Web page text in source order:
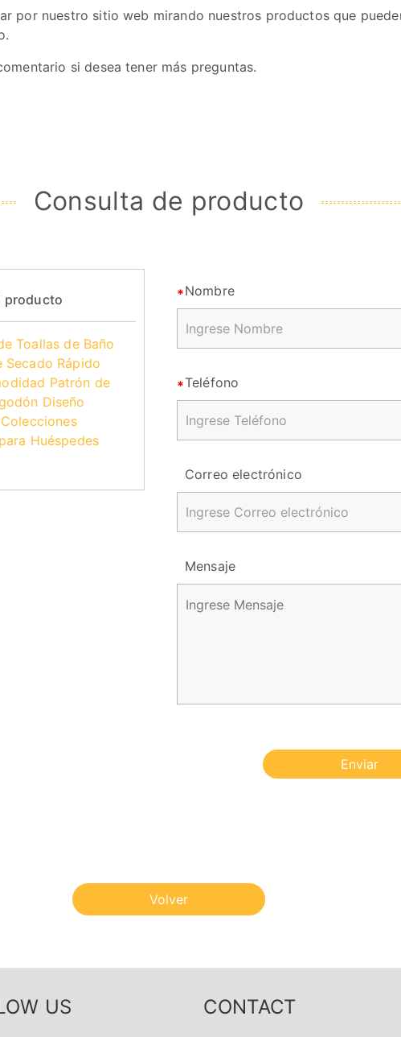
por nuestro sitio web mirando nuestros productos que
si desea tener más preguntas.
Consulta de producto
producto
Toallas de Baño
Secado Rápido
Patrón de
Diseño
Huéspedes
Nombre
Teléfono
Correo electrónico
Mensaje
Enviar
Volver
US CONTACT